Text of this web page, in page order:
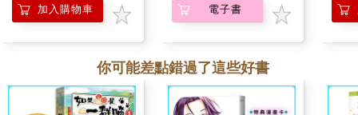
加入購物車 電子書
企鵝
你可能差點錯過了這些好書